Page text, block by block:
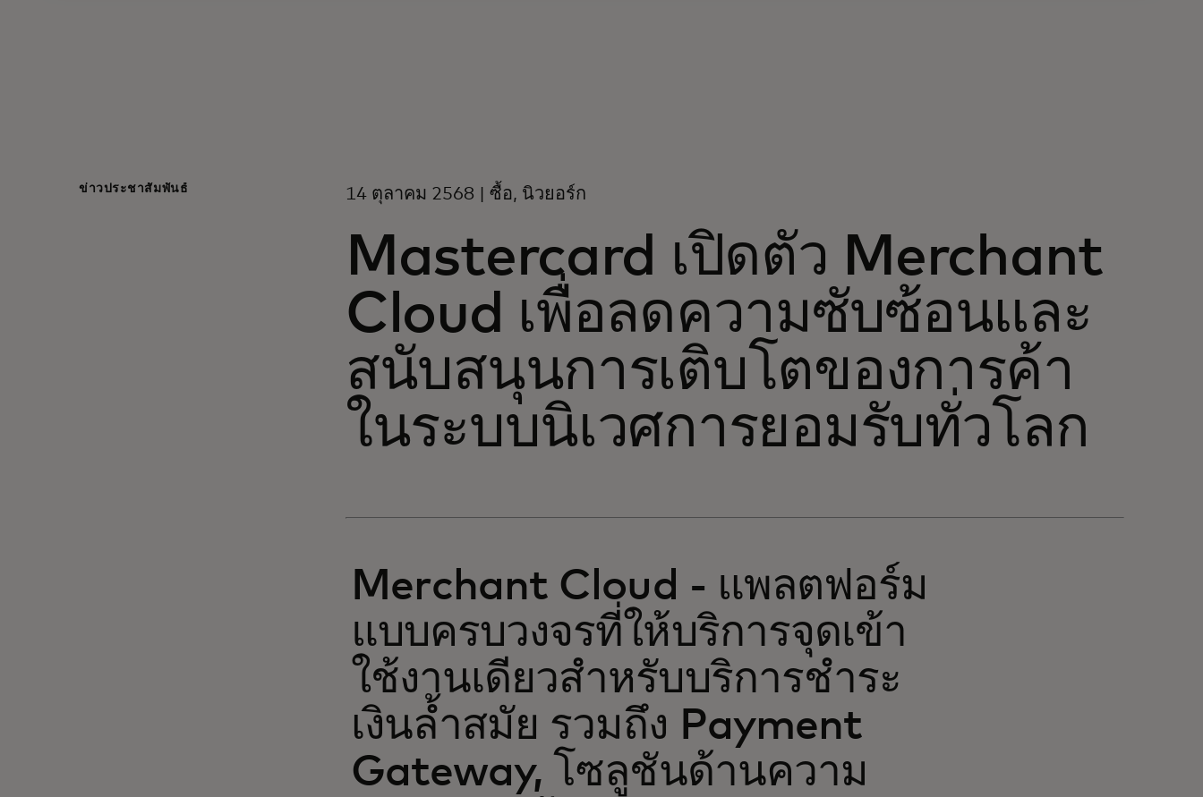
ข่าวประชาสัมพันธ์ 14 ตุลาคม 2568 | ซื้อ, นิวยอร์ก
Mastercard เปิดตัว Merchant
Cloud เพื่อลดความซับซ้อนและ
สนับสนุนการเติบโตของการค้า
ในระบบนิเวศการยอมรับทั่วโลก
Merchant Cloud - แพลตฟอร์ม
แบบครบวงจรที่ให้บริการจุดเข้า
ใช้งานเดียวสำหรับบริการชำระ
เงินล้ำสมัย รวมถึง Payment
Gateway, โซลูชันด้านความ